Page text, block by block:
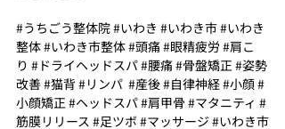
#うちごう整体院#いわき #いわき市#いわき
整体#いわき市整体#頭痛#眼精疲労 #肩こ
り #ドライヘッドスパ#腰痛#骨盤矯正#姿勢
改善#猫背#リンパ #産後#自律神経#小顔#
小顔矯正#ヘッドスパ#肩甲骨 #マタニティ #
筋膜リリース #足ツボ#マッサージ #いわき市